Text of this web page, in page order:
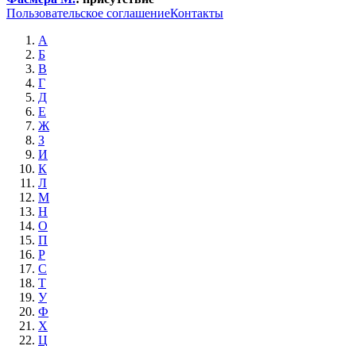
Пользовательское соглашениеКонтакты
А
Б
В
Г
Д
Е
Ж
З
И
К
Л
М
Н
О
П
Р
С
Т
У
Ф
Х
Ц